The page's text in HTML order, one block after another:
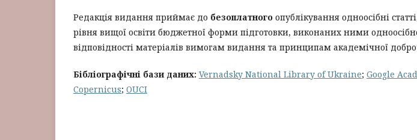
Редакція видання приймає до безоплатного опублікування одноосібні
рівня вищої освіти бюджетної форми підготовки, виконаних ними
відповідності матеріалів вимогам видання та принципам академічної
Бібліографічні бази даних: Vernadsky National Library of Ukraine; Google
Copernicus; OUCI